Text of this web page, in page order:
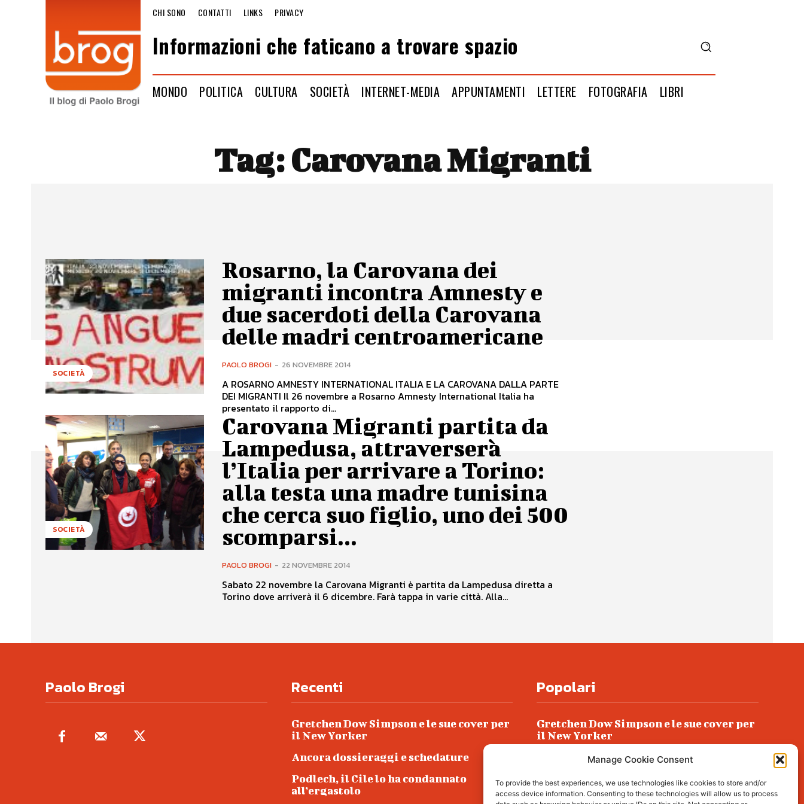
Manage Cookie Consent
To provide the best experiences, we use technologies like cookies to store and/or
access device information. Consenting to these technologies will allow us to process
CHI SONO CONTATTI LINKS PRIVACY
Informazioni che faticano a trovare spazio
MONDO POLITICA CULTURA SOCIETÀ INTERNET-MEDIA APPUNTAMENTI LETTERE FOTOGRAFIA LIBRI
Tag:Carovana Migranti
SOCIETÀ
Rosarno, la Carovana dei
migranti incontra Amnesty e
due sacerdoti della Carovana
delle madri centroamericane
PAOLO BROGI - 26 NOVEMBRE 2014
A ROSARNO AMNESTY INTERNATIONAL ITALIA E LA CAROVANA DALLA PARTE
DEI MIGRANTI Il 26 novembre a Rosarno Amnesty International Italia ha
presentato il rapporto di...
SOCIETÀ
Carovana Migranti partita da
Lampedusa, attraverserà
l’Italia per arrivare a Torino:
alla testa una madre tunisina
che cerca suo figlio, uno dei 500
scomparsi...
PAOLO BROGI - 22 NOVEMBRE 2014
Sabato 22 novembre la Carovana Migranti è partita da Lampedusa diretta a
Torino dove arriverà il 6 dicembre. Farà tappa in varie città. Alla...
Paolo Brogi Recenti
Gretchen Dow Simpson e le sue cover per
il New Yorker
Ancora dossieraggi e schedature
Podlech, il Cile lo ha condannato
all’ergastolo
Popolari
Gretchen Dow Simpson e le sue cover per
il New Yorker
Ancora dossieraggi e schedature
Podlech, il Cile lo ha condannato
all’ergastolo